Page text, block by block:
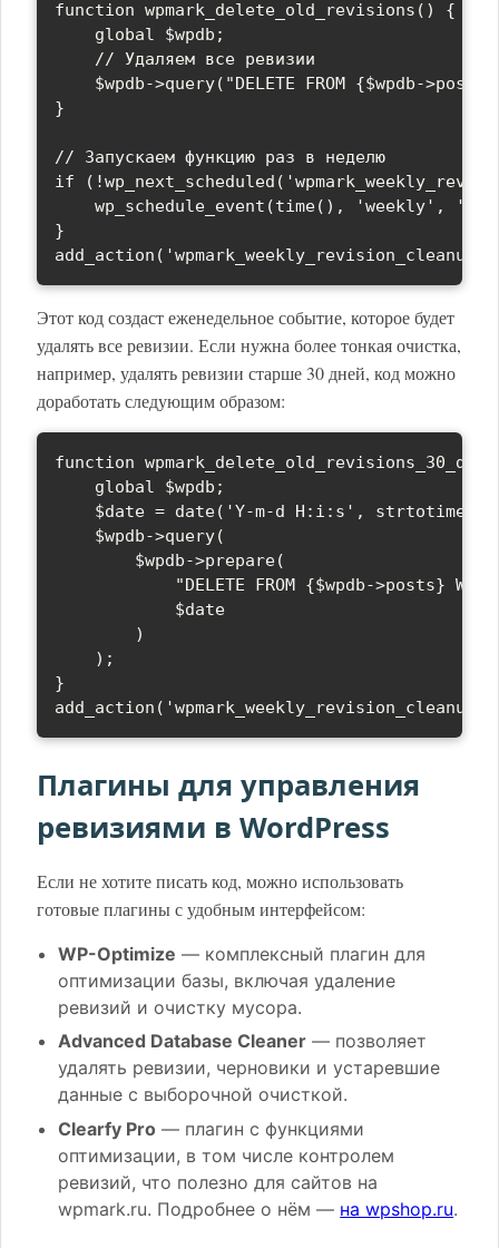
function wpmark_delete_old_revisions() {
    global $wpdb;
    // Удаляем все ревизии
$wpdb->query("DELETE FROM {$wpdb-
}
// Запускаем функцию раз в неделю
if
wp_schedule_event(time(), 'weekly',
}
Этот код создаст еженедельное событие, которое будет
удалять все ревизии. Если нужна более тонкая очистка,
например, удалять ревизии старше 30 дней, код можно
доработать следующим образом:
function
    global $wpdb;
$date = date('Y-m-d H:i:s',
    $wpdb->query(
        $wpdb->prepare(
"DELETE FROM {$wpdb->posts}
            $date
        )
    );
}
Плагины для управления
ревизиями в WordPress
Если не хотите писать код, можно использовать
готовые плагины с удобным интерфейсом:
WP-Optimize — комплексный плагин для
оптимизации базы, включая удаление
ревизий и очистку мусора.
Advanced Database Cleaner — позволяет
удалять ревизии, черновики и устаревшие
данные с выборочной очисткой.
Clearfy Pro — плагин с функциями
оптимизации, в том числе контролем
ревизий, что полезно для сайтов на
wpmark.ru. Подробнее о нём — на wpshop.ru.